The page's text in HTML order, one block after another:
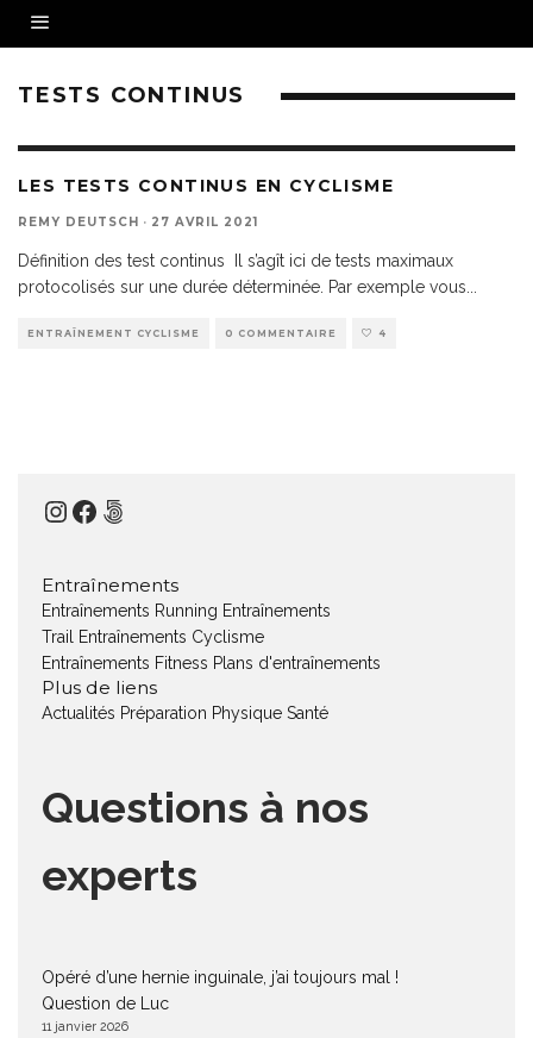
TESTS CONTINUS
LES TESTS CONTINUS EN CYCLISME
REMY DEUTSCH · 27 AVRIL 2021
Définition des test continus Il s’agît ici de tests maximaux
protocolisés sur une durée déterminée. Par exemple vous
ENTRAÎNEMENT CYCLISME 0 COMMENTAIRE 4
Instagram
Facebook
500px
Entraînements
Entraînements Running Entraînements
Trail
Entraînements Cyclisme
Entraînements Fitness Plans d'entraînements
Plus de liens
Actualités Préparation Physique Santé
Questions à nos
experts
Opéré d’une hernie inguinale, j’ai toujours mal !
Question de Luc
11 janvier 2026